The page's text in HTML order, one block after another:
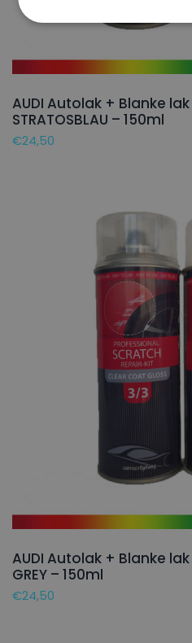
AUDI Autolak + Blanke
STRATOSBLAU – 150ml
€24,50
AUDI Autolak + Blanke lak
GREY – 150ml
€24,50